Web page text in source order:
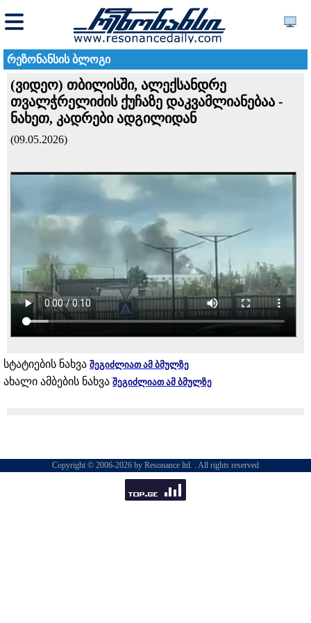
რეზონანსის ბლოგი
(ვიდეო) თბილისში, ალექსანდრე
თვალჭრელიძის ქუჩაზე დაკვამლიანებაა -
ნახეთ, კადრები ადგილიდან
(09.05.2026)
სტატიების ნახვა შეგიძლიათ ამ ბმულზე
ახალი ამბების ნახვა შეგიძლიათ ამ ბმულზე
Copyright © 2006-2026 by Resonance ltd. . All rights reserved